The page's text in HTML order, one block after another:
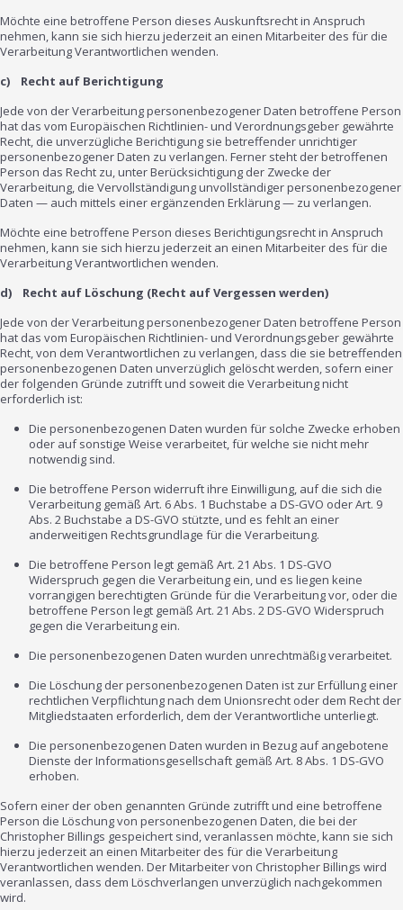
Möchte eine betroffene Person dieses Auskunftsrecht in Anspruch
nehmen, kann sie sich hierzu jederzeit an einen Mitarbeiter des für die
Verarbeitung Verantwortlichen wenden.
c) Recht auf Berichtigung
Jede von der Verarbeitung personenbezogener Daten betroffene Person
hat das vom Europäischen Richtlinien- und Verordnungsgeber gewährte
Recht, die unverzügliche Berichtigung sie betreffender unrichtiger
personenbezogener Daten zu verlangen. Ferner steht der betroffenen
Person das Recht zu, unter Berücksichtigung der Zwecke der
Verarbeitung, die Vervollständigung unvollständiger personenbezogener
Daten — auch mittels einer ergänzenden Erklärung — zu verlangen.
Möchte eine betroffene Person dieses Berichtigungsrecht in Anspruch
nehmen, kann sie sich hierzu jederzeit an einen Mitarbeiter des für die
Verarbeitung Verantwortlichen wenden.
d) Recht auf Löschung (Recht auf Vergessen werden)
Jede von der Verarbeitung personenbezogener Daten betroffene Person
hat das vom Europäischen Richtlinien- und Verordnungsgeber gewährte
Recht, von dem Verantwortlichen zu verlangen, dass die sie betreffenden
personenbezogenen Daten unverzüglich gelöscht werden, sofern einer
der folgenden Gründe zutrifft und soweit die Verarbeitung nicht
erforderlich ist:
Die personenbezogenen Daten wurden für solche Zwecke erhoben
oder auf sonstige Weise verarbeitet, für welche sie nicht mehr
notwendig sind.
Die betroffene Person widerruft ihre Einwilligung, auf die sich die
Verarbeitung gemäß Art. 6 Abs. 1 Buchstabe a DS-GVO oder Art. 9
Abs. 2 Buchstabe a DS-GVO stützte, und es fehlt an einer
anderweitigen Rechtsgrundlage für die Verarbeitung.
Die betroffene Person legt gemäß Art. 21 Abs. 1 DS-GVO
Widerspruch gegen die Verarbeitung ein, und es liegen keine
vorrangigen berechtigten Gründe für die Verarbeitung vor, oder die
betroffene Person legt gemäß Art. 21 Abs. 2 DS-GVO Widerspruch
gegen die Verarbeitung ein.
Die personenbezogenen Daten wurden unrechtmäßig verarbeitet.
Die Löschung der personenbezogenen Daten ist zur Erfüllung einer
rechtlichen Verpflichtung nach dem Unionsrecht oder dem Recht der
Mitgliedstaaten erforderlich, dem der Verantwortliche unterliegt.
Die personenbezogenen Daten wurden in Bezug auf angebotene
Dienste der Informationsgesellschaft gemäß Art. 8 Abs. 1 DS-GVO
erhoben.
Sofern einer der oben genannten Gründe zutrifft und eine betroffene
Person die Löschung von personenbezogenen Daten, die bei der
Christopher Billings gespeichert sind, veranlassen möchte, kann sie sich
hierzu jederzeit an einen Mitarbeiter des für die Verarbeitung
Verantwortlichen wenden. Der Mitarbeiter von Christopher Billings wird
veranlassen, dass dem Löschverlangen unverzüglich nachgekommen
wird.